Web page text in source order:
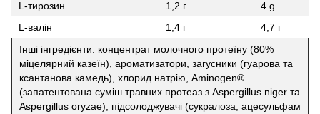
L-тирозин
1,2 г
4 g
L-валін
1,4 г
4,7 г
Інші інгредієнти: концентрат молочного протеїну (80%
міцелярний казеїн), ароматизатори, загусники (гуарова та
ксантанова камедь), хлорид натрію, Aminogen®
(запатентована суміш травних протеаз з Aspergillus niger та
Aspergillus oryzae), підсолоджувачі (сукралоза, ацесульфам